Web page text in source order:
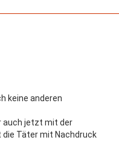
keine anderen
auch jetzt mit der
Täter mit Nachdruck